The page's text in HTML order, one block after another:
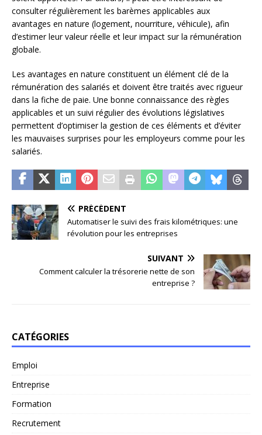
consulter régulièrement les barèmes applicables aux
avantages en nature (logement, nourriture, véhicule), afin
d’estimer leur valeur réelle et leur impact sur la rémunération
globale.
Les avantages en nature constituent un élément clé de la
rémunération des salariés et doivent être traités avec rigueur
dans la fiche de paie. Une bonne connaissance des règles
applicables et un suivi régulier des évolutions législatives
permettent d’optimiser la gestion de ces éléments et d’éviter
les mauvaises surprises pour les employeurs comme pour les
salariés.
PRÉCÉDENT
Automatiser le suivi des frais kilométriques: une
révolution pour les entreprises
SUIVANT
Comment calculer la trésorerie nette de son
entreprise ?
CATÉGORIES
Emploi
Entreprise
Formation
Recrutement